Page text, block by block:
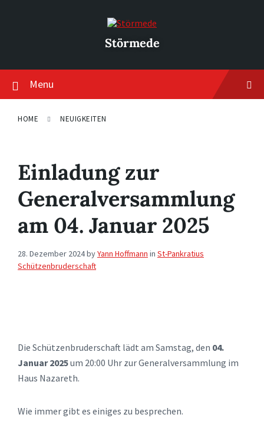
Störmede
Menu
HOME NEUIGKEITEN
Einladung zur
Generalversammlung
am 04. Januar 2025
28. Dezember 2024byYann Hoffmann in St-Pankratius
Schützenbruderschaft
Die Schützenbruderschaft lädt am Samstag, den 04.
Januar 2025um 20:00 Uhr zur Generalversammlung im
Haus Nazareth.
Wie immer gibt es einiges zu besprechen.